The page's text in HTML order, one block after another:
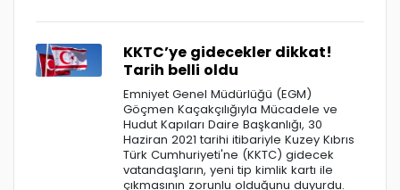
KKTC’ye gidecekler dikkat!
Tarih belli oldu
Emniyet Genel Müdürlüğü (EGM)
Göçmen Kaçakçılığıyla Mücadele ve
Hudut Kapıları Daire Başkanlığı, 30
Haziran 2021 tarihi itibariyle Kuzey Kıbrıs
Türk Cumhuriyeti'ne (KKTC) gidecek
vatandaşların, yeni tip kimlik kartı ile
çıkmasının zorunlu olduğunu duyurdu.